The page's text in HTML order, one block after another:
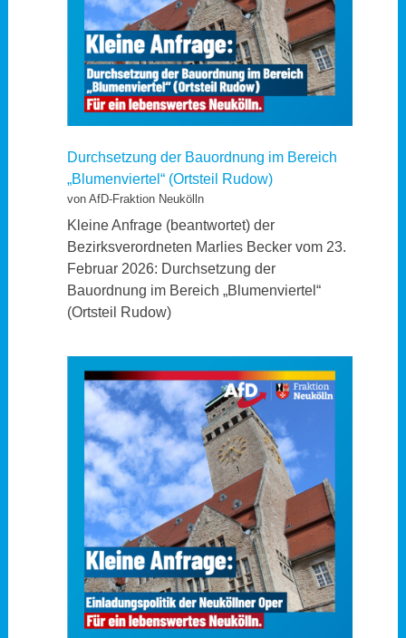
Durchsetzung der Bauordnung im Bereich
„Blumenviertel“ (Ortsteil Rudow)
von AfD-Fraktion Neukölln
Kleine Anfrage (beantwortet) der
Bezirksverordneten Marlies Becker vom 23.
Februar 2026: Durchsetzung der
Bauordnung im Bereich „Blumenviertel“
(Ortsteil Rudow)